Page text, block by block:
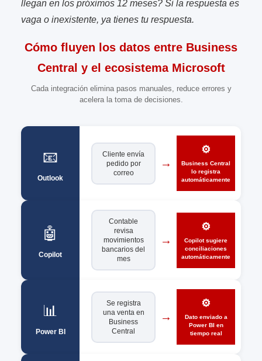
llegan en los próximos 12 meses? Si la respuesta es
vaga o inexistente, ya tienes tu respuesta.
Cómo fluyen los datos entre Business
Central y el ecosistema Microsoft
Cada integración elimina pasos manuales, reduce errores y
acelera la toma de decisiones.
📧
Outlook
Cliente envía
pedido por
correo
→
⚙️
Business Central
lo registra
automáticamente
🤖
Copilot
Contable
revisa
movimientos
bancarios del
mes
→
⚙️
Copilot sugiere
conciliaciones
automáticamente
📊
Power BI
Se registra
una venta en
Business
Central
→
⚙️
Dato enviado a
Power BI en
tiempo real